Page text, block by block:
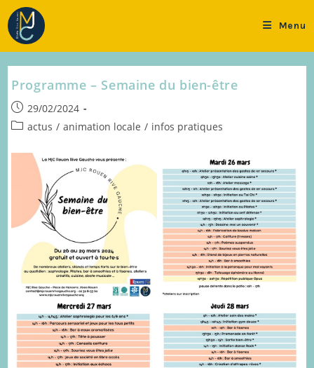
Skip
to
content
Menu
Programme – Semaine du bien-être
Publication
publiée :
29/02/2024
Postactus / animation locale / infos pratiques